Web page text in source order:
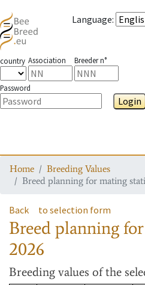
Language:
country Association Breeder n°
Password
Login
Home
Breeding Values
Breed planning for mating
Back to selection form
Breed planning
2026
Breeding values of the